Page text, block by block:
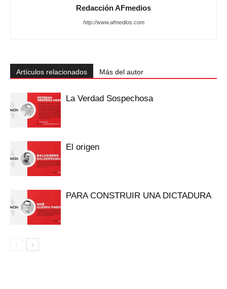
Redacción AFmedios
http://www.afmedios.com
Artículos relacionados Más del autor
La Verdad Sospechosa
El origen
PARA CONSTRUIR UNA DICTADURA